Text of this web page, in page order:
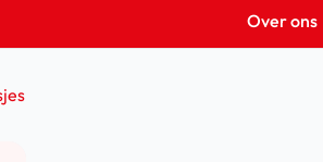
Over ons